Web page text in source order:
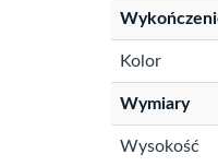
Kolor
Wymiary
Wysokość